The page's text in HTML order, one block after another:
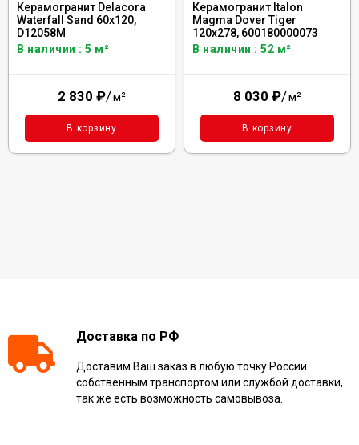
Керамогранит Delacora
Waterfall Sand 60x120,
D12058M
В наличии : 5 м²
2 830 ₽/м²
В корзину
Керамогранит Italon
Magma Dover Tiger
120x278, 600180000073
В наличии : 52 м²
8 030 ₽/м²
В корзину
Доставка по РФ
Доставим Ваш заказ в любую точку России
собственным транспортом или службой доставки,
так же есть возможность самовывоза.